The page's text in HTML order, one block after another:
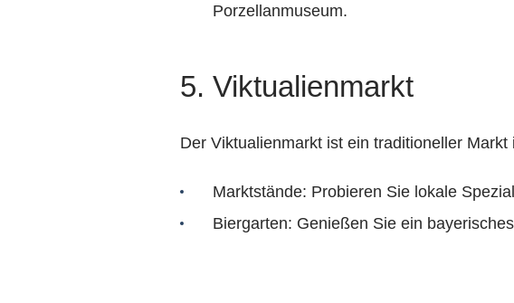
Porzellanmuseum.
5. Viktualienmarkt
Der Viktualienmarkt ist ein traditioneller
Marktstände: Probieren Sie lokale
Biergarten: Genießen Sie ein